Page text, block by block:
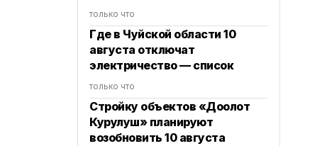
только что
Где в Чуйской области 10
августа отключат
электричество — список
только что
Стройку объектов «Доолот
Курулуш» планируют
возобновить 10 августа